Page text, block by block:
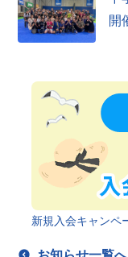
開
新規入会キャンペ